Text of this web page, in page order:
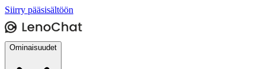
Siirry pääsisältöön
Ominaisuudet